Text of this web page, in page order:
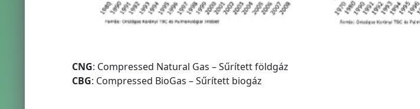
CNG: Compressed Natural Gas – Sűrített földgáz
CBG: Compressed BioGas – Sűrített biogáz